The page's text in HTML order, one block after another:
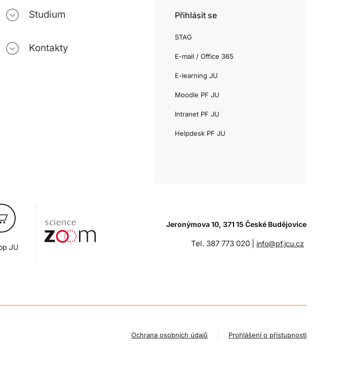
Studium
Kontakty
Přihlásit se
STAG
E-mail / Office 365
E-learning JU
Moodle PF JU
Intranet PF JU
Helpdesk PF JU
JU
Jeronýmova 10, 371 15 České Budějovice
Tel. 387 773 020 | info@pf.jcu.cz
Ochrana osobních údajů Prohlášení o přístupnosti